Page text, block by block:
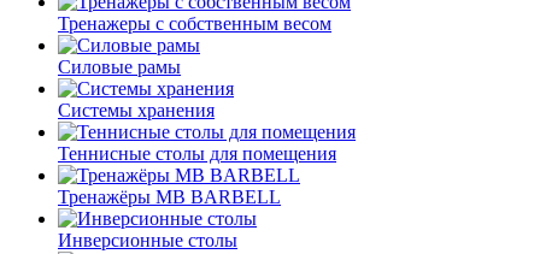
Тренажеры с собственным весом
Силовые рамы
Системы хранения
Теннисные столы для помещения
Тренажёры MB BARBELL
Инверсионные столы